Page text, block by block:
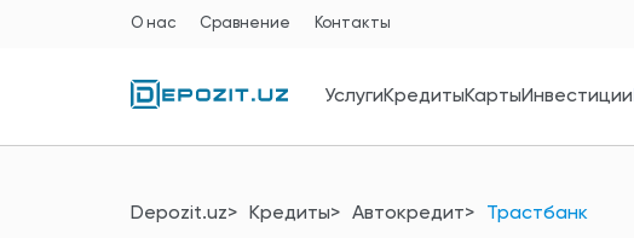
О нас Сравнение Контакты
УслугиКредитыКартыИнвестиции
Depozit.uz Кредиты Автокредит Трастбанк